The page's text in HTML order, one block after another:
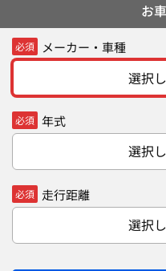
お
必須 メーカー・車種
選択
必須 年式
選択
必須 走行距離
選択